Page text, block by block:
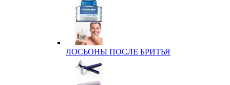
ЛОСЬОНЫ ПОСЛЕ БРИТЬЯ